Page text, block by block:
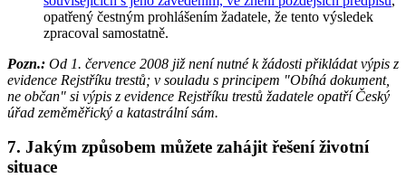
opatřený čestným prohlášením žadatele, že tento výsledek
zpracoval samostatně.
Pozn.: Od 1. července 2008 již není nutné k žádosti přikládat výpis z
evidence Rejstříku trestů; v souladu s principem "Obíhá dokument,
ne občan" si výpis z evidence Rejstříku trestů žadatele opatří Český
úřad zeměměřický a katastrální sám.
7. Jakým způsobem můžete zahájit řešení životní
situace